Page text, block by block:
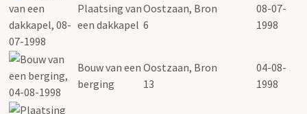
Plaatsing van
een dakkapel
Oostzaan, Bron
6
08-07-
1998
Bouw van een
berging
Oostzaan, Bron
13
04-08-
1998